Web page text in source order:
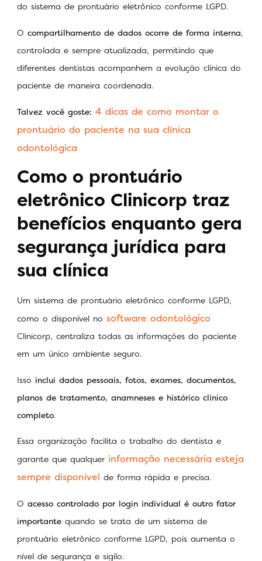
do sistema de prontuário eletrônico conforme LGPD.
O compartilhamento de dados ocorre de forma interna,
controlada e sempre atualizada, permitindo que
diferentes dentistas acompanhem a evolução clínica do
paciente de maneira coordenada.
Talvez você goste: 4 dicas de como montar o
prontuário do paciente na sua clínica
odontológica
Como o prontuário
eletrônico Clinicorp traz
benefícios enquanto gera
segurança jurídica para
sua clínica
Um sistema de prontuário eletrônico conforme LGPD,
como o disponível no software odontológico
Clinicorp, centraliza todas as informações do paciente
em um único ambiente seguro.
Isso inclui dados pessoais, fotos, exames, documentos,
planos de tratamento, anamneses e histórico clínico
completo.
Essa organização facilita o trabalho do dentista e
garante que qualquer informação necessária esteja
sempre disponível de forma rápida e precisa.
O acesso controlado por login individual é outro fator
importante quando se trata de um sistema de
prontuário eletrônico conforme LGPD, pois aumenta o
nível de segurança e sigilo.